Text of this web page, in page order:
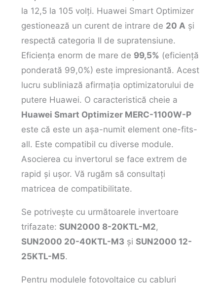
la 12,5 la 105 volți. Huawei Smart Optimizer
gestionează un curent de intrare de 20 A și
respectă categoria II de supratensiune.
Eficiența enorm de mare de 99,5% (eficiență
ponderată 99,0%) este impresionantă. Acest
lucru subliniază afirmația optimizatorului de
putere Huawei. O caracteristică cheie a
Huawei Smart Optimizer MERC-1100W-P
este că este un așa-numit element one-fits-
all. Este compatibil cu diverse module.
Asocierea cu invertorul se face extrem de
rapid și ușor. Vă rugăm să consultați
matricea de compatibilitate.
Se potrivește cu următoarele invertoare
trifazate:SUN2000 8-20KTL-M2,
SUN2000 20-40KTL-M3 șiSUN2000 12-
25KTL-M5.
Pentru modulele fotovoltaice cu cabluri